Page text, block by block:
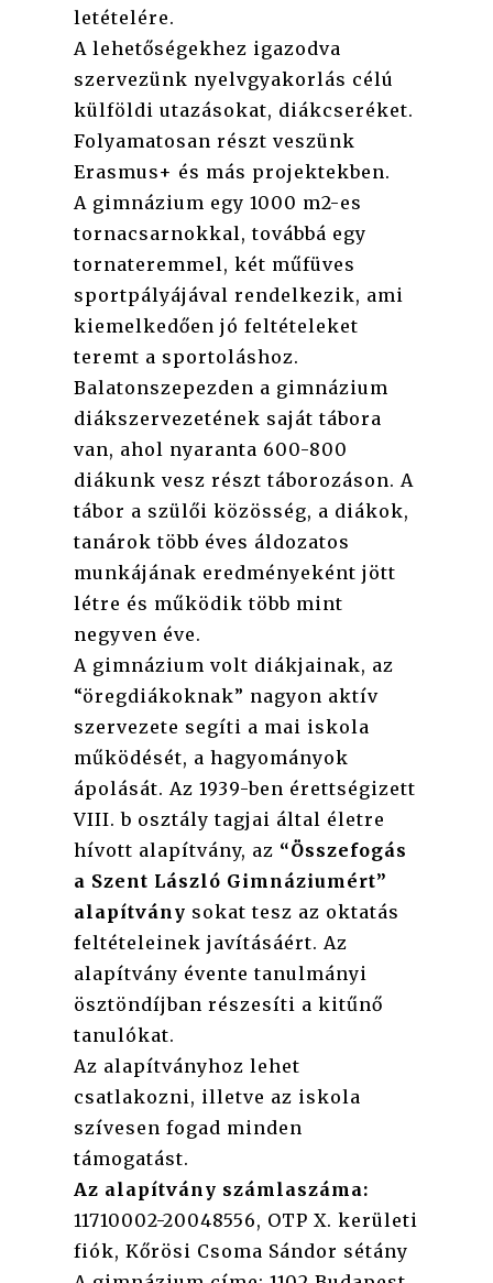
letételére.
A lehetőségekhez igazodva
szervezünk nyelvgyakorlás célú
külföldi utazásokat, diákcseréket.
Folyamatosan részt veszünk
Erasmus+ és más projektekben.
A gimnázium egy 1000 m2-es
tornacsarnokkal, továbbá egy
tornateremmel, két műfüves
sportpályájával rendelkezik, ami
kiemelkedően jó feltételeket
teremt a sportoláshoz.
Balatonszepezden a gimnázium
diákszervezetének saját tábora
van, ahol nyaranta 600-800
diákunk vesz részt táborozáson. A
tábor a szülői közösség, a diákok,
tanárok több éves áldozatos
munkájának eredményeként jött
létre és működik több mint
negyven éve.
A gimnázium volt diákjainak, az
“öregdiákoknak” nagyon aktív
szervezete segíti a mai iskola
működését, a hagyományok
ápolását. Az 1939-ben érettségizett
VIII. b osztály tagjai által életre
hívott alapítvány, az “Összefogás
a Szent László Gimnáziumért”
alapítvány sokat tesz az oktatás
feltételeinek javításáért. Az
alapítvány évente tanulmányi
ösztöndíjban részesíti a kitűnő
tanulókat.
Az alapítványhoz lehet
csatlakozni, illetve az iskola
szívesen fogad minden
támogatást.
Az alapítvány számlaszáma:
11710002-20048556, OTP X. kerületi
fiók, Kőrösi Csoma Sándor sétány